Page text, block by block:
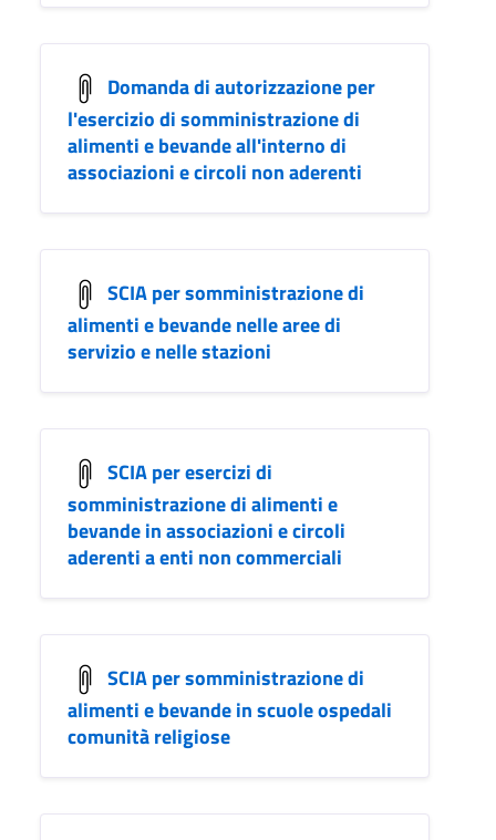
Domanda di autorizzazione per
l'esercizio di somministrazione di
alimenti e bevande all'interno di
associazioni e circoli non aderenti
SCIA per somministrazione di
alimenti e bevande nelle aree di
servizio e nelle stazioni
SCIA per esercizi di
somministrazione di alimenti e
bevande in associazioni e circoli
aderenti a enti non commerciali
SCIA per somministrazione di
alimenti e bevande in scuole ospedali
comunità religiose